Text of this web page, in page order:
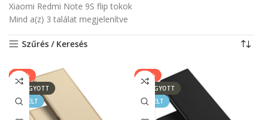
Xiaomi Redmi Note 9S flip tokok
Mind a(z) 3 találat megjelenítve
Szűrés / Keresés
-17%
ELFOGYOTT
KIEMELT
-17%
ELFOGYOTT
KIEMELT